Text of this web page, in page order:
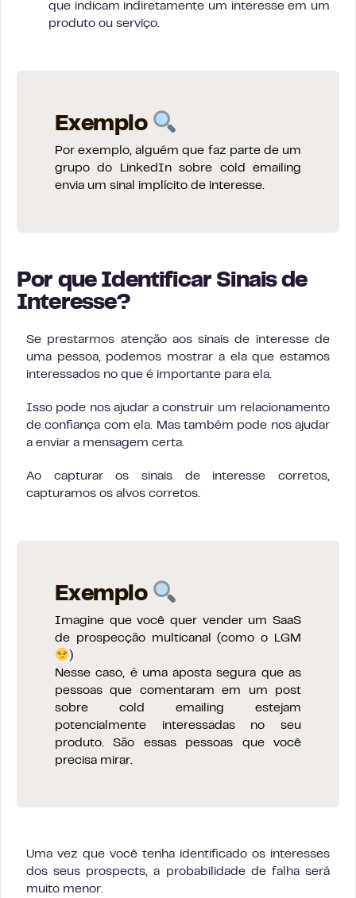
que indicam indiretamente um interesse em um
produto ou serviço.
Exemplo
Por exemplo, alguém que faz parte de um
grupo do LinkedIn sobre cold emailing
envia um sinal implícito de interesse.
Por que Identificar Sinais de
Interesse?
Se prestarmos atenção aos sinais de interesse de
uma pessoa, podemos mostrar a ela que estamos
interessados no que é importante para ela.
Isso pode nos ajudar a construir um relacionamento
de confiança com ela. Mas também pode nos ajudar
a enviar a mensagem certa.
Ao capturar os sinais de interesse corretos,
capturamos os alvos corretos.
Exemplo
Imagine que você quer vender um SaaS
de prospecção multicanal (como o LGM
)
Nesse caso, é uma aposta segura que as
pessoas que comentaram em um post
sobre cold emailing estejam
potencialmente interessadas no seu
produto. São essas pessoas que você
precisa mirar.
Uma vez que você tenha identificado os interesses
dos seus prospects, a probabilidade de falha será
muito menor.